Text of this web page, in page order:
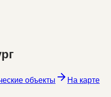
объекты На карте